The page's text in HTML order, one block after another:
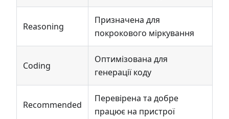
Reasoning
Призначена для
покрокового міркування
Coding
Оптимізована для
генерації коду
Recommended
Перевірена та добре
працює на пристрої